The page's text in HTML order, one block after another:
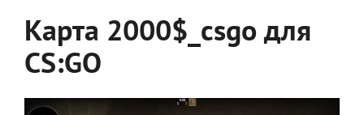
Карта 2000$_csgo для
CS:GO